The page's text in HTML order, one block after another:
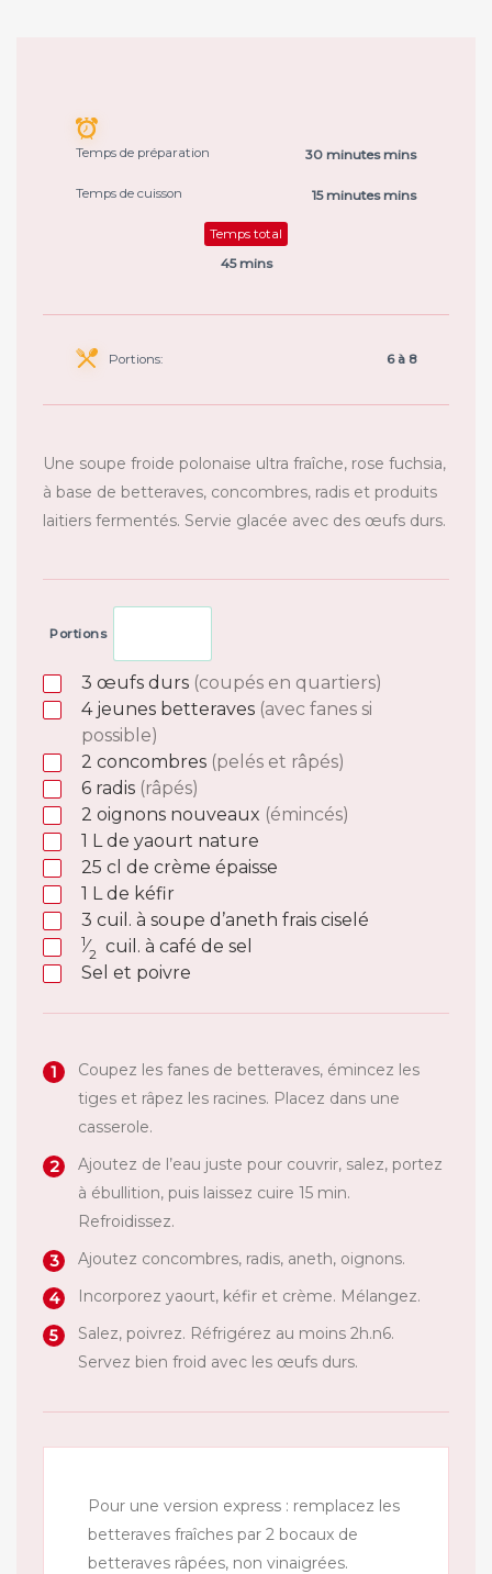
Temps de préparation 30 minutes mins
Temps de cuisson 15 minutes mins
Temps total
45 mins
Portions: 6 à 8
Une soupe froide polonaise ultra fraîche, rose fuchsia,
à base de betteraves, concombres, radis et produits
laitiers fermentés. Servie glacée avec des œufs durs.
Portions
3 œufs durs (coupés en quartiers)
4 jeunes betteraves (avec fanes si
possible)
2 concombres (pelés et râpés)
6 radis (râpés)
2 oignons nouveaux (émincés)
1 L de yaourt nature
25 cl de crème épaisse
1 L de kéfir
3 cuil. à soupe d’aneth frais ciselé
1⁄2 cuil. à café de sel
Sel et poivre
Coupez les fanes de betteraves, émincez les
tiges et râpez les racines. Placez dans une
casserole.
Ajoutez de l’eau juste pour couvrir, salez, portez
à ébullition, puis laissez cuire 15 min.
Refroidissez.
Ajoutez concombres, radis, aneth, oignons.
Incorporez yaourt, kéfir et crème. Mélangez.
Salez, poivrez. Réfrigérez au moins 2h.n6.
Servez bien froid avec les œufs durs.
Pour une version express : remplacez les
betteraves fraîches par 2 bocaux de
betteraves râpées, non vinaigrées.